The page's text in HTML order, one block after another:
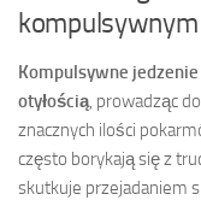
Kompulsywne jedzenie
otyłością , prowadząc
znacznych ilości
często borykają się z
skutkuje przejadaniem